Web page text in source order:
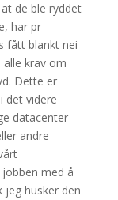
de ble ryddet
har pr
fått blankt nei
krav om
Dette er
det videre
datacenter
andre
med å
husker den